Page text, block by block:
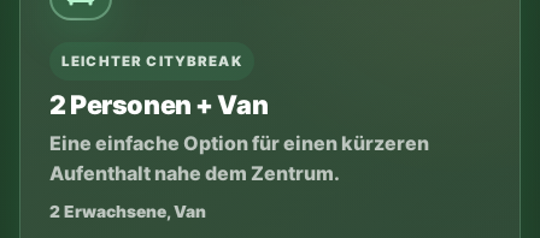
LEICHTER CITYBREAK
2 Personen + Van
Eine einfache Option für einen kürzeren
Aufenthalt nahe dem Zentrum.
2 Erwachsene, Van